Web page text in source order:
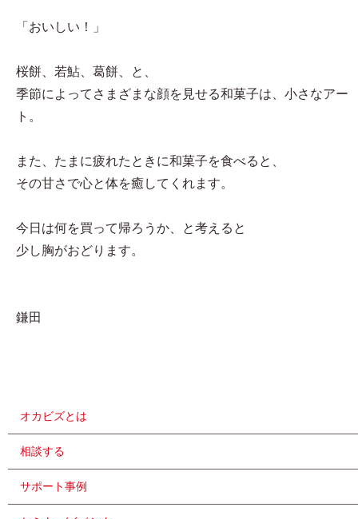
「おいしい！」
桜餅、若鮎、葛餅、と、
季節によってさまざまな顔を見せる和菓子は、小さなアー
ト。
また、たまに疲れたときに和菓子を食べると、
その甘さで心と体を癒してくれます。
今日は何を買って帰ろうか、と考えると
少し胸がおどります。
鎌田
オカビズとは
相談する
サポート事例